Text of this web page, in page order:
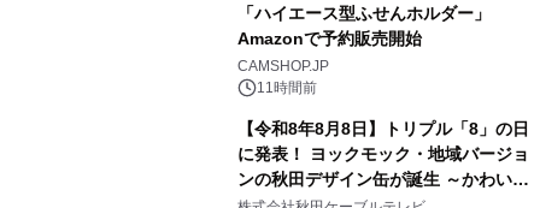
「ハイエース型ふせんホルダー」
Amazonで予約販売開始
CAMSHOP.JP
11時間前
【令和8年8月8日】トリプル「8」の日
に発表！ ヨックモック・地域バージョ
ンの秋田デザイン缶が誕生 ～かわいい